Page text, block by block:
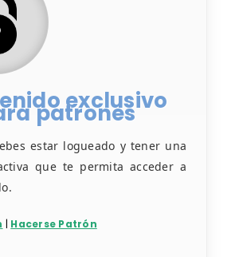
exclusivo
patrones
estar logueado y tener una
que te permita acceder a
| Hacerse Patrón